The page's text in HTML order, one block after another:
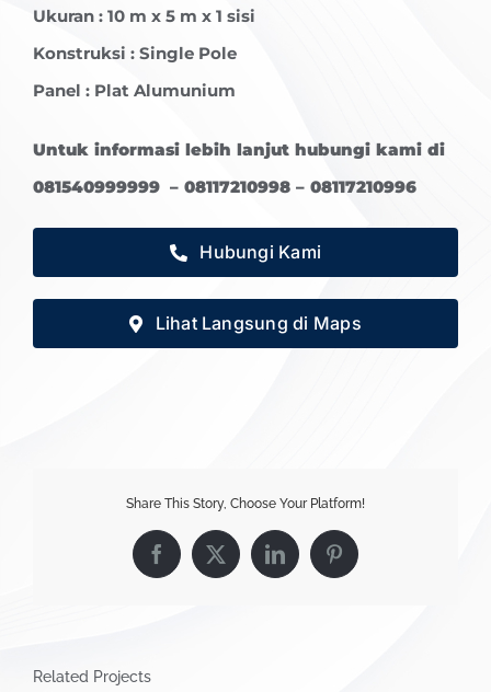
Ukuran : 10 m x 5 m x 1 sisi
Konstruksi : Single Pole
Panel : Plat Alumunium
Untuk informasi lebih lanjut hubungi kami di
081540999999 – 08117210998 – 08117210996
Hubungi Kami
Lihat Langsung di Maps
Share This Story, Choose Your Platform!
Facebook
X LinkedInPinterest
Related Projects